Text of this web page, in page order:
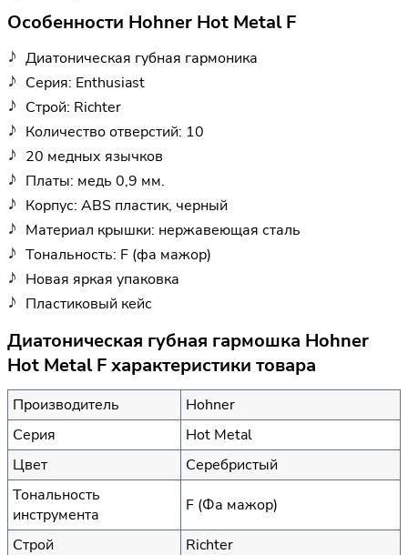
Особенности Hohner Hot Metal F
Диатоническая губная гармоника
Серия: Enthusiast
Строй: Richter
Количество отверстий: 10
20 медных язычков
Платы: медь 0,9 мм.
Корпус: ABS пластик, черный
Материал крышки: нержавеющая сталь
Тональность: F (фа мажор)
Новая яркая упаковка
Пластиковый кейс
Диатоническая губная гармошка Hohner
Hot Metal F характеристики товара
Производитель
Hohner
Серия
Hot Metal
Цвет
Серебристый
Тональность
инструмента
F (Фа мажор)
Строй
Richter